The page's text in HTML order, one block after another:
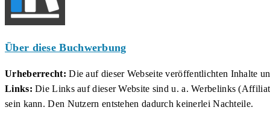
Über diese Buchwerbung
Urheberrecht: Die auf dieser Webseite veröffentlichten Inhalte
Links: Die Links auf dieser Website sind u. a. Werbelinks
sein kann. Den Nutzern entstehen dadurch keinerlei Nachteile.